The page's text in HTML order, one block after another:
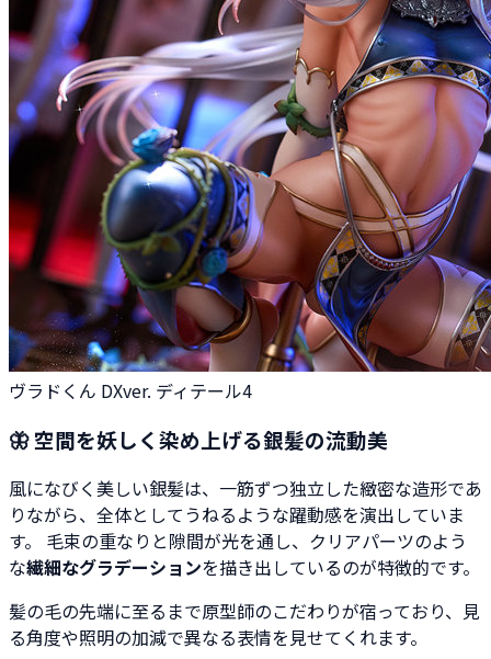
ヴラドくん DXver. ディテール4
🦋 空間を妖しく染め上げる銀髪の流動美
風になびく美しい銀髪は、一筋ずつ独立した緻密な造形であ
りながら、全体としてうねるような躍動感を演出していま
す。 毛束の重なりと隙間が光を通し、クリアパーツのよう
な繊細なグラデーションを描き出しているのが特徴的です。
髪の毛の先端に至るまで原型師のこだわりが宿っており、見
る角度や照明の加減で異なる表情を見せてくれます。